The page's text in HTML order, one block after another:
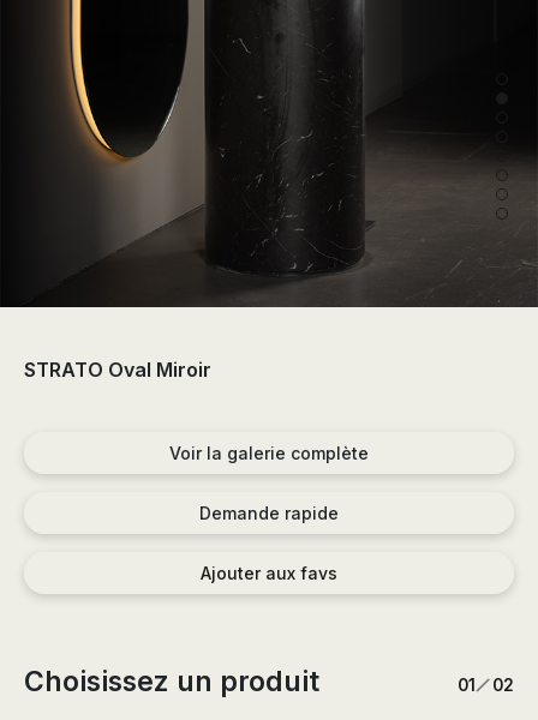
sector
the
bathroom
the
decoration.
STRATO Oval Miroir
Voir la galerie complète
Demande rapide
Ajouter aux favs
Choisissez un produit 1/ 2